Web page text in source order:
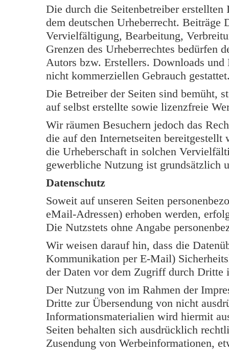
Die durch die Seitenbetreiber
dem deutschen Urheberrecht.
Vervielfältigung, Bearbeitung,
Grenzen des Urheberrechtes bedürfen
Autors bzw. Erstellers. Downloads
nicht kommerziellen Gebrauch
Die Betreiber der Seiten sind bemüht,
auf selbst erstellte sowie lizenzfreie
Wir räumen Besuchern jedoch das
die auf den Internetseiten
die Urheberschaft in solchen
gewerbliche Nutzung ist grundsätzlich
Datenschutz
Soweit auf unseren Seiten
eMail-Adressen) erhoben werden,
Die Nutzstets ohne Angabe
Wir weisen darauf hin, dass die
Kommunikation per E-Mail)
der Daten vor dem Zugriff durch Dritte
Der Nutzung von im Rahmen der
Dritte zur Übersendung von nicht
Informationsmaterialien wird hiermit
Seiten behalten sich ausdrücklich
Zusendung von Werbeinformationen,